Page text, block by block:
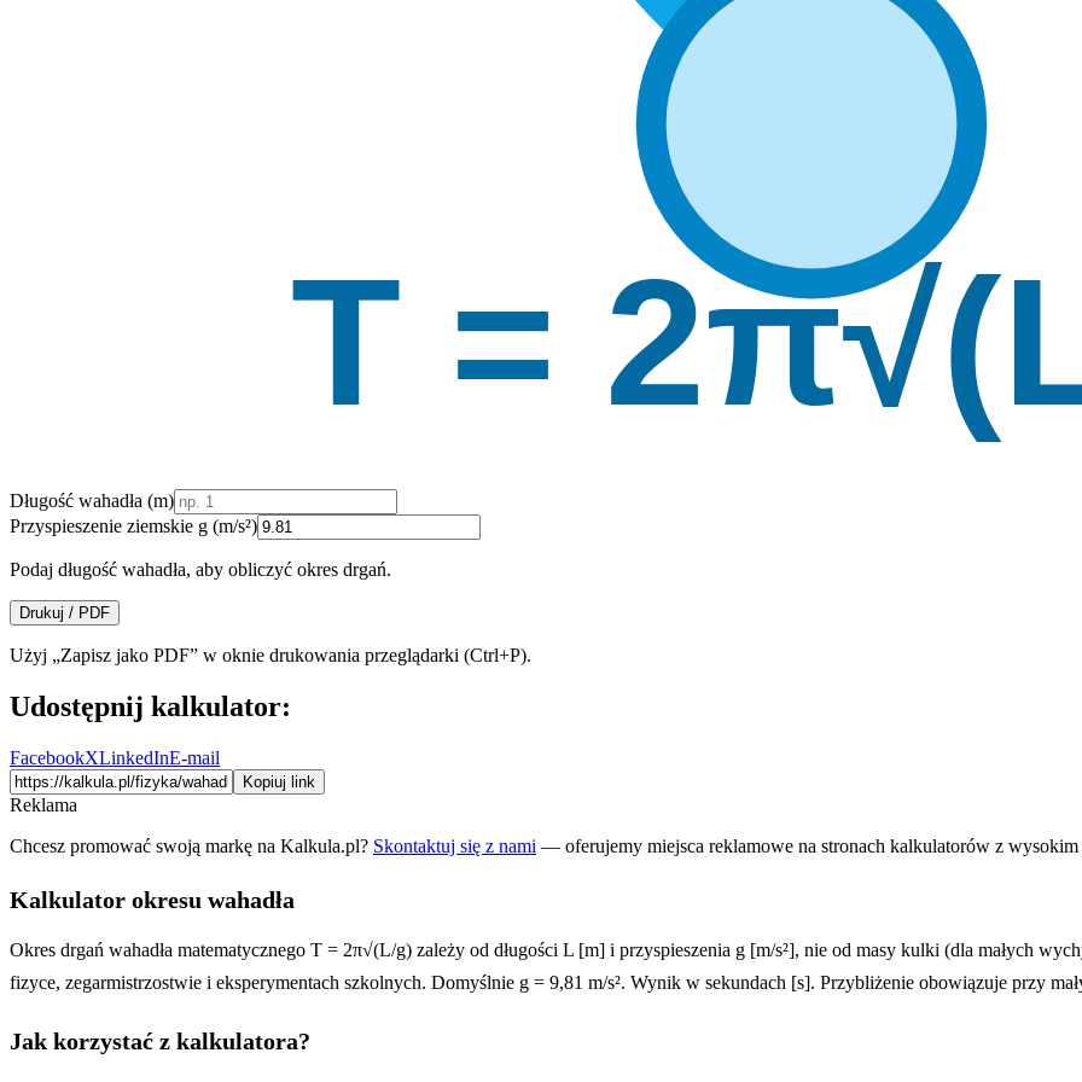
T =
Długość wahadła (m)
Przyspieszenie ziemskie g (m/s²)
Podaj długość wahadła, aby obliczyć okres drgań.
Drukuj / PDF
Użyj „Zapisz jako PDF” w oknie drukowania przeglądarki (Ctrl+P).
Udostępnij kalkulator:
FacebookXLinkedInE-mail
Kopiuj link
Reklama
Chcesz promować swoją markę na Kalkula.pl? Skontaktuj się z nami — oferujemy miejsca reklamowe na stronach kalkulatorów z
Kalkulator okresu wahadła
Okres drgań wahadła matematycznego T = 2π√(L/g) zależy od długości L [m] i przyspieszenia g [m/s²], nie od masy kulki (dla małych
fizyce, zegarmistrzostwie i eksperymentach szkolnych. Domyślnie g = 9,81 m/s². Wynik w sekundach [s]. Przybliżenie obowiązuje przy
Jak korzystać z kalkulatora?